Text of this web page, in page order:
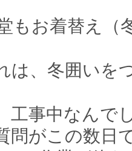
もお着替え（
は、冬囲いを
工事中なんで
問がこの数日